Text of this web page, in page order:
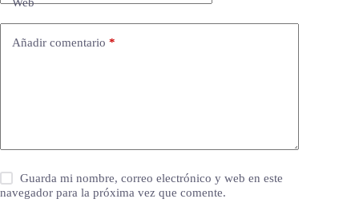
Añadir comentario *
Guarda mi nombre, correo electrónico y web en este
navegador para la próxima vez que comente.